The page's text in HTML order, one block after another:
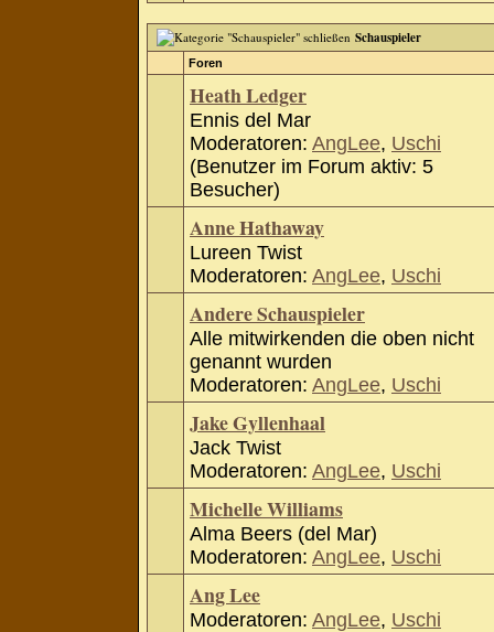
Schauspieler
Foren
Heath Ledger
Ennis del Mar
Moderatoren: AngLee, Uschi
(Benutzer im Forum aktiv: 5
Besucher)
Anne Hathaway
Lureen Twist
Moderatoren: AngLee, Uschi
Andere Schauspieler
Alle mitwirkenden die oben nicht
genannt wurden
Moderatoren: AngLee, Uschi
Jake Gyllenhaal
Jack Twist
Moderatoren: AngLee, Uschi
Michelle Williams
Alma Beers (del Mar)
Moderatoren: AngLee, Uschi
Ang Lee
Moderatoren: AngLee, Uschi